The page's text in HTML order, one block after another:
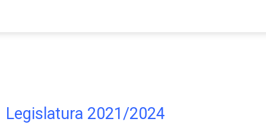
Legislatura 2021/2024